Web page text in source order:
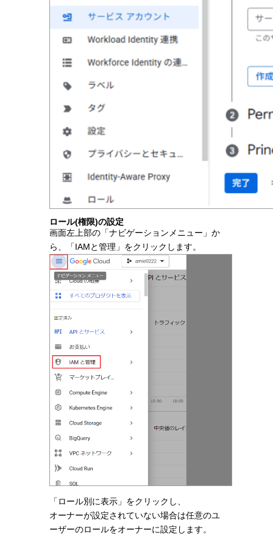
ロール(権限)の設定
画面左上部の「ナビゲーションメニュー」か
ら、「IAMと管理」をクリックします。
「ロール別に表示」をクリックし、
オーナーが設定されていない場合は任意のユ
ーザーのロールをオーナーに設定します。